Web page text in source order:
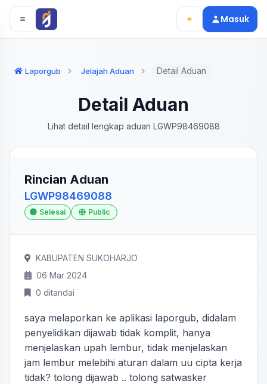
Langsung ke konten utama
Langsung ke navigasi
Masuk
Laporgub Jelajah Aduan Detail Aduan
Detail Aduan
Lihat detail lengkap aduan LGWP98469088
Rincian Aduan
LGWP98469088
Selesai Public
KABUPATEN SUKOHARJO
06 Mar 2024
0 ditandai
saya melaporkan ke aplikasi laporgub, didalam
penyelidikan dijawab tidak komplit, hanya
menjelaskan upah lembur, tidak menjelaskan
jam lembur melebihi aturan dalam uu cipta kerja
tidak? tolong dijawab .. tolong satwasker